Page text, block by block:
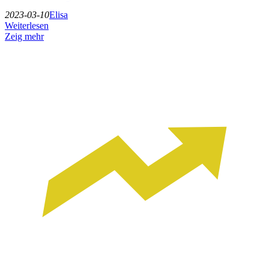
2023-03-10Elisa
Weiterlesen
Zeig mehr